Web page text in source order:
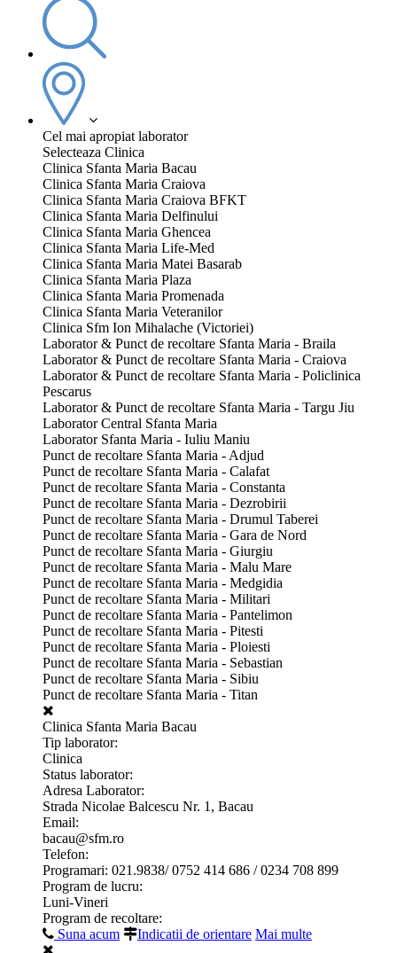
Cel mai apropiat laborator
Selecteaza Clinica
Clinica Sfanta Maria Bacau
Clinica Sfanta Maria Craiova
Clinica Sfanta Maria Craiova BFKT
Clinica Sfanta Maria Delfinului
Clinica Sfanta Maria Ghencea
Clinica Sfanta Maria Life-Med
Clinica Sfanta Maria Matei Basarab
Clinica Sfanta Maria Plaza
Clinica Sfanta Maria Promenada
Clinica Sfanta Maria Veteranilor
Clinica Sfm Ion Mihalache (Victoriei)
Laborator & Punct de recoltare Sfanta Maria - Braila
Laborator & Punct de recoltare Sfanta Maria - Craiova
Laborator & Punct de recoltare Sfanta Maria - Policlinica
Pescarus
Laborator & Punct de recoltare Sfanta Maria - Targu Jiu
Laborator Central Sfanta Maria
Laborator Sfanta Maria - Iuliu Maniu
Punct de recoltare Sfanta Maria - Adjud
Punct de recoltare Sfanta Maria - Calafat
Punct de recoltare Sfanta Maria - Constanta
Punct de recoltare Sfanta Maria - Dezrobirii
Punct de recoltare Sfanta Maria - Drumul Taberei
Punct de recoltare Sfanta Maria - Gara de Nord
Punct de recoltare Sfanta Maria - Giurgiu
Punct de recoltare Sfanta Maria - Malu Mare
Punct de recoltare Sfanta Maria - Medgidia
Punct de recoltare Sfanta Maria - Militari
Punct de recoltare Sfanta Maria - Pantelimon
Punct de recoltare Sfanta Maria - Pitesti
Punct de recoltare Sfanta Maria - Ploiesti
Punct de recoltare Sfanta Maria - Sebastian
Punct de recoltare Sfanta Maria - Sibiu
Punct de recoltare Sfanta Maria - Titan
Clinica Sfanta Maria Bacau
Tip laborator:
Clinica
Status laborator:
Adresa Laborator:
Strada Nicolae Balcescu Nr. 1, Bacau
Email:
bacau@sfm.ro
Telefon:
Programari: 021.9838/ 0752 414 686 / 0234 708 899
Program de lucru:
Luni-Vineri
Program de recoltare:
Suna acum
Indicatii de orientare Mai multe